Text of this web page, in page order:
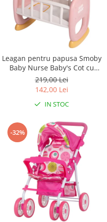
Leagan pentru papusa Smoby
Baby Nurse Baby's Cot cu
carusel
219,00 Lei
142,00 Lei
IN STOC
-32%